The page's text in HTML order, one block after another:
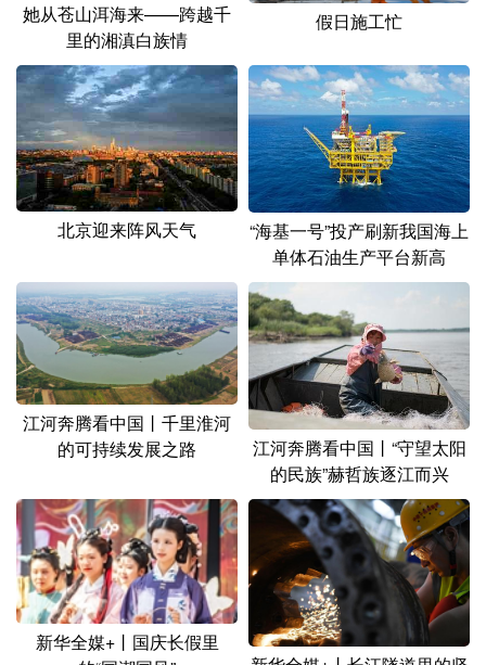
English Español Français عربى
Deutsch Português
她从苍山洱海来——跨越千
里的湘滇白族情
假日施工忙
北京迎来阵风天气
“海基一号”投产刷新我国海上
单体石油生产平台新高
江河奔腾看中国丨千里淮河
的可持续发展之路
江河奔腾看中国丨“守望太阳
的民族”赫哲族逐江而兴
新华全媒+丨国庆长假里